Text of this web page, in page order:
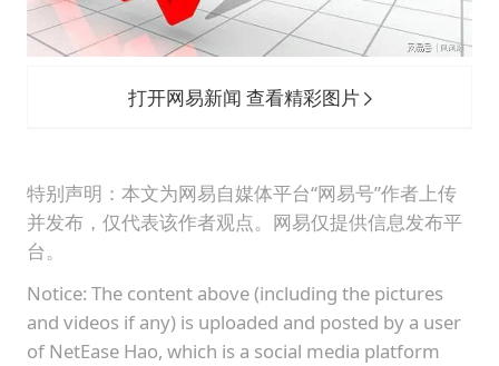
打开网易新闻 查看精彩图片
特别声明：本文为网易自媒体平台“网易号”作者上传
并发布，仅代表该作者观点。网易仅提供信息发布平
台。
Notice: The content above (including the pictures
and videos if any) is uploaded and posted by a user
of NetEase Hao, which is a social media platform